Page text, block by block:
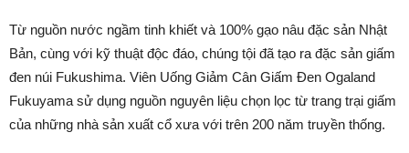
Từ nguồn nước ngầm tinh khiết và 100% gạo nâu đặc sản Nhật
Bản, cùng với kỹ thuật độc đáo, chúng tội đã tạo ra đặc sản giấm
đen núi Fukushima. Viên Uống Giảm Cân Giấm Đen Ogaland
Fukuyama sử dụng nguồn nguyên liệu chọn lọc từ trang trại giấm
của những nhà sản xuất cổ xưa với trên 200 năm truyền thống.